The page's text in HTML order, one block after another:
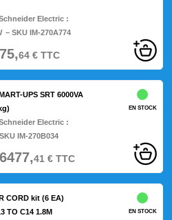
Electric :
– SKU IM-270A774
75,64€TTC
UPS SRT 6000VA
Electric :
IM-270B034
EN STOCK
6477,41 €TTC
CORD kit (6 EA)
TO C14 1.8M
EN STOCK